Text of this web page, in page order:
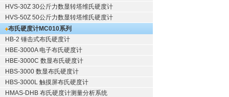
HVS-30Z 30公斤力数显转塔维氏硬度计
HVS-50Z 50公斤力数显转塔维氏硬度计
布氏硬度计MC010系列
HB-2 锤击式布氏硬度计
HBE-3000A 电子布氏硬度计
HBE-3000C 数显布氏硬度计
HBS-3000 数显布氏硬度计
HBS-3000L 触摸屏布氏硬度计
HMAS-DHB 布氏硬度计测量分析系统